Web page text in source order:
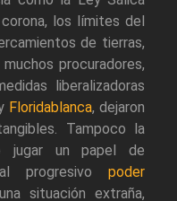
los límites del
de tierras,
procuradores,
liberalizadoras
Floridablanca, dejaron
Tampoco la
jugar un papel de
progresivo poder
situación extraña,